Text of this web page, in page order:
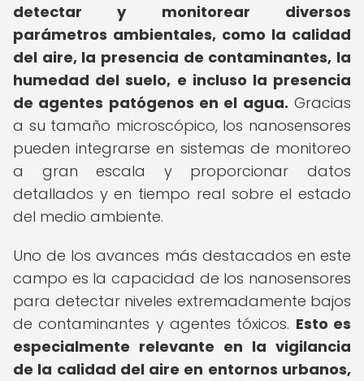
detectar y monitorear diversos
parámetros ambientales, como la calidad
del aire, la presencia de contaminantes, la
humedad del suelo, e incluso la presencia
de agentes patógenos en el agua. Gracias
a su tamaño microscópico, los nanosensores
pueden integrarse en sistemas de monitoreo
a gran escala y proporcionar datos
detallados y en tiempo real sobre el estado
del medio ambiente.
Uno de los avances más destacados en este
campo es la capacidad de los nanosensores
para detectar niveles extremadamente bajos
de contaminantes y agentes tóxicos. Esto es
especialmente relevante en la vigilancia
de la calidad del aire en entornos urbanos,